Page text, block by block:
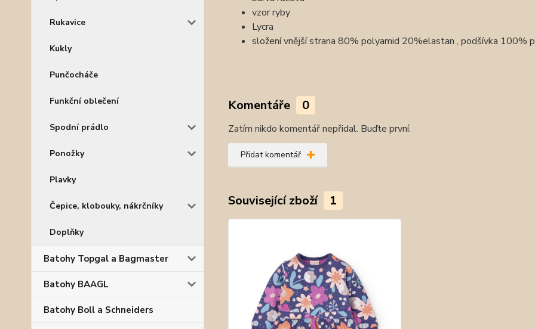
Rukavice
Kukly
Punčocháče
Funkční oblečení
Spodní prádlo
Ponožky
Plavky
Čepice, klobouky, nákrčníky
Doplňky
Batohy Topgal a Bagmaster
Batohy BAAGL
Batohy Boll a Schneiders
vzor ryby
Lycra
složení vnější strana 80% polyamid 20%elastan , podšívka 100%
Komentáře 0
Zatím nikdo komentář nepřidal. Buďte první.
Přidat komentář
Související zboží 1